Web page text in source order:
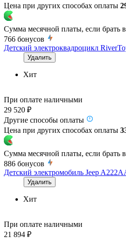
Цена при других способах оплаты
Сумма месячной платы, если брать
766 бонусов
Детский электроквадроцикл
Удалить
Хит
При оплате наличными
29 520 ₽
Другие способы оплаты
Цена при других способах оплаты
Сумма месячной платы, если брать
886 бонусов
Детский электромобиль Jeep
Удалить
Хит
При оплате наличными
21 894 ₽